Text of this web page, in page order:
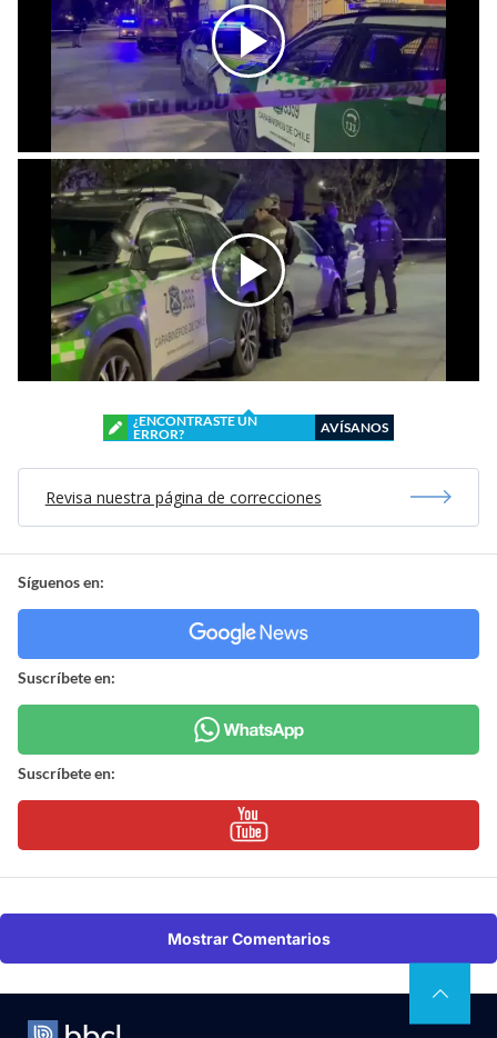
¿ENCONTRASTE UN
ERROR?
AVÍSANOS
Revisa nuestra página de correcciones
Síguenos en:
Suscríbete en:
Suscríbete en:
Mostrar Comentarios